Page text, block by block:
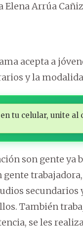
Elena Arrúa
acepta a
y la
tu celular, unite al
son gente
gente
secundarios
También
se les